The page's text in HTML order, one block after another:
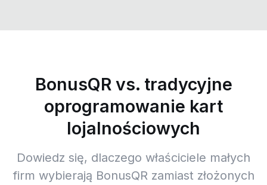
BonusQR vs. tradycyjne
oprogramowanie kart
lojalnościowych
Dowiedz się, dlaczego właściciele małych
firm wybierają BonusQR zamiast złożonych